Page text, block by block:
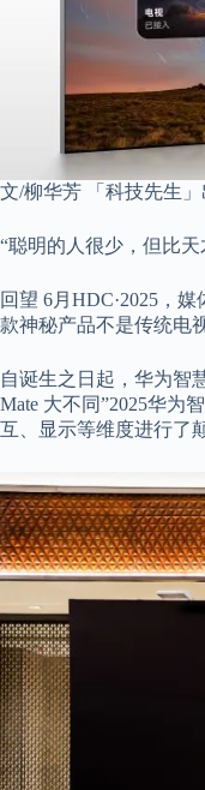
文/柳华芳 「科技先生」
“聪明的人很少，但比
回望 6月HDC·2025，
款神秘产品不是传统电
自诞生之日起，华为智
Mate 大不同”2025华为
互、显示等维度进行了